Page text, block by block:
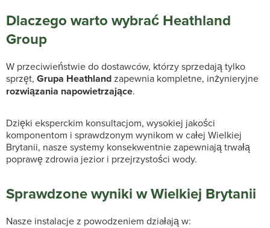
Dlaczego warto wybrać Heathland
Group
W przeciwieństwie do dostawców, którzy sprzedają tylko
sprzęt, Grupa Heathlandzapewnia kompletne, inżynieryjne
rozwiązania napowietrzające.
Dzięki eksperckim konsultacjom, wysokiej jakości
komponentom i sprawdzonym wynikom w całej Wielkiej
Brytanii, nasze systemy konsekwentnie zapewniają trwałą
poprawę zdrowia jezior i przejrzystości wody.
Sprawdzone wyniki w Wielkiej Brytanii
Nasze instalacje z powodzeniem działają w: